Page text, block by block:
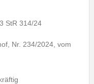
StR 314/24
Nr. 234/2024, vom